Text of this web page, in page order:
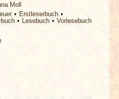
Moll
Erstleserbuch
Lesebuch
Vorlesebuch